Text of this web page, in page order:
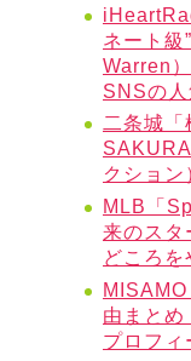
ネート級
Warren
SNSの
二条城「
クショ
MLB「
来のスタ
どころを
由まとめ
プロフィ